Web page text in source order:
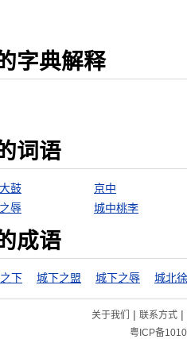
字典解释
词语
鼓
京中
辱 城中桃李
成语
下 城下之盟 城下之辱 城北
关于我们 | 联系方式|
粤ICP备